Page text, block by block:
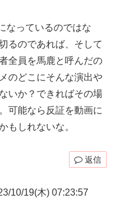
なっているのではな
るのであれば、そして
全員を馬鹿と呼んだの
のどこにそんな演出や
いか？できればその場
可能なら反証を動画に
もしれないな。
返信
10/19(木) 07:23:57